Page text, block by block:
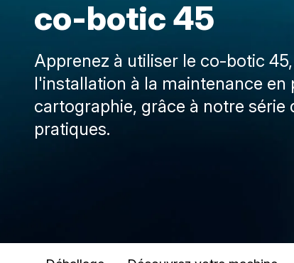
co-botic45
Apprenez à utiliser le co-botic
l'installation à la maintenance en
cartographie, grâce à notre série
pratiques.